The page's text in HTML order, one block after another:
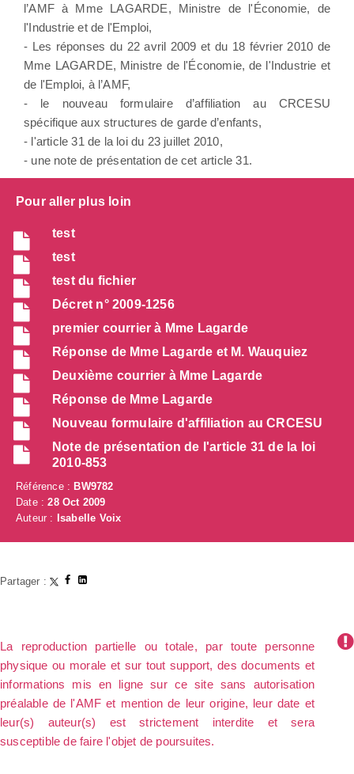
l’AMF à Mme LAGARDE, Ministre de l'Économie, de
l'Industrie et de l'Emploi,
- Les réponses du 22 avril 2009 et du 18 février 2010 de
Mme LAGARDE, Ministre de l'Économie, de l'Industrie et
de l'Emploi, à l’AMF,
- le nouveau formulaire d’affiliation au CRCESU
spécifique aux structures de garde d’enfants,
- l'article 31 de la loi du 23 juillet 2010,
- une note de présentation de cet article 31.
Pour aller plus loin
test
test
test du fichier
Décret n° 2009-1256
premier courrier à Mme Lagarde
Réponse de Mme Lagarde et M. Wauquiez
Deuxième courrier à Mme Lagarde
Réponse de Mme Lagarde
Nouveau formulaire d'affiliation au CRCESU
Note de présentation de l'article 31 de la loi
2010-853
Référence : BW9782
Date :28 Oct 2009
Auteur :
Isabelle Voix
Partager :
La reproduction partielle ou totale, par toute personne
physique ou morale et sur tout support, des documents et
informations mis en ligne sur ce site sans autorisation
préalable de l'AMF et mention de leur origine, leur date et
leur(s) auteur(s) est strictement interdite et sera
susceptible de faire l'objet de poursuites.